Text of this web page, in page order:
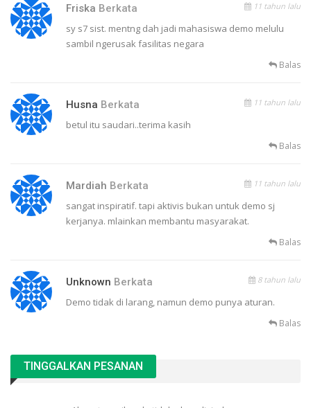
Friska Berkata 11 tahun lalu
sy s7 sist. mentng dah jadi mahasiswa demo melulu
sambil ngerusak fasilitas negara
Balas
Husna Berkata 11 tahun lalu
betul itu saudari..terima kasih
Balas
Mardiah Berkata 11 tahun lalu
sangat inspiratif. tapi aktivis bukan untuk demo sj
kerjanya. mlainkan membantu masyarakat.
Balas
Unknown Berkata 8 tahun lalu
Demo tidak di larang, namun demo punya aturan.
Balas
TINGGALKAN PESANAN